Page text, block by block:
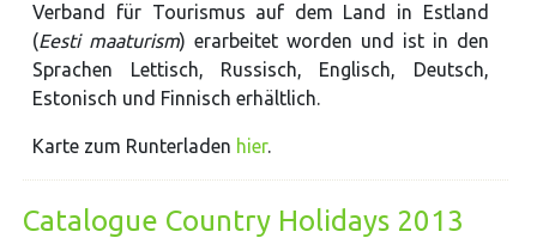
Verband für Tourismus auf dem Land in Estland
(Eesti maaturism) erarbeitet worden und ist in den
Sprachen Lettisch, Russisch, Englisch, Deutsch,
Estonisch und Finnisch erhältlich.
Karte zum Runterladen hier.
Сatalogue Country Holidays 2013